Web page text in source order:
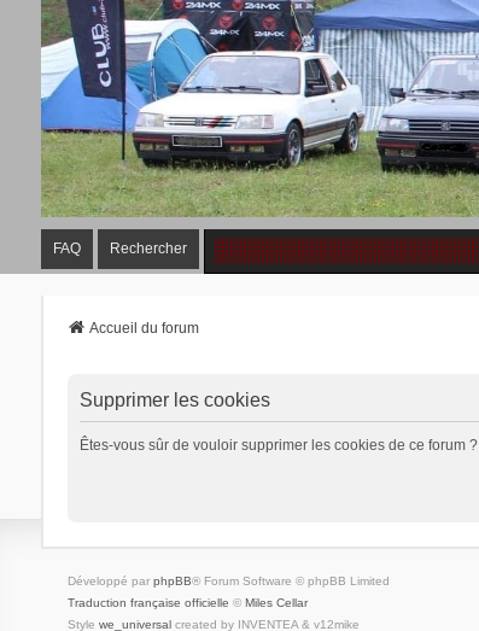
FAQ Rechercher
Accueil du forum
Supprimer les cookies
Êtes-vous sûr de vouloir supprimer les cookies de ce forum ?
Développé par phpBB® Forum Software © phpBB Limited
Traduction française officielle © Miles Cellar
Style we_universalcreated by INVENTEA & v12mike